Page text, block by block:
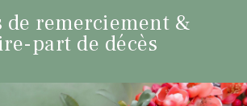
de remerciement &
part de décès